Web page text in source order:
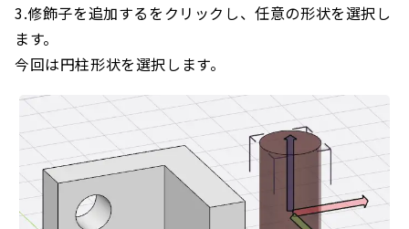
3.修飾子を追加するをクリックし、任意の形状を選択し
ます。
今回は円柱形状を選択します。